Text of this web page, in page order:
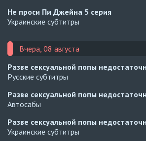
Не проси Пи Джейна 5 серия
Украинские субтитры
Вчера, 08 августа
Разве сексуальной попы
Русские субтитры
Разве сексуальной попы
Автосабы
Разве сексуальной попы
Украинские субтитры